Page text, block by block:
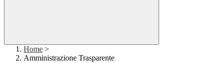
Home >
Amministrazione Trasparente